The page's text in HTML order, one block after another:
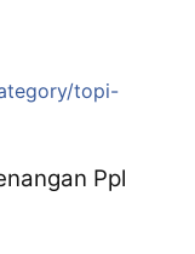
topi-
Ppl